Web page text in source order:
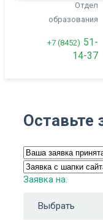
Отдел
образования
+7 (8452) 51-
14-37
Оставьте
Заявка на: